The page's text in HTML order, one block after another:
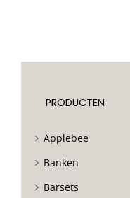
PRODUCTEN
Applebee
Banken
Barsets